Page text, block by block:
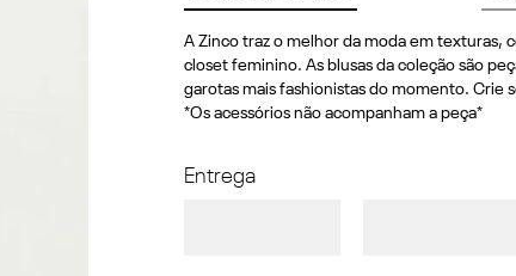
A Zinco traz o melhor da moda em texturas,
closet feminino. As blusas da coleção são
garotas mais fashionistas do momento. Crie
*Os acessórios não acompanham a peça*
Entrega